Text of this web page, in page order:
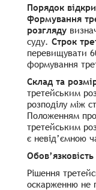
Порядок
формування
розгляду
суду. Строк
перевищувати
формування
Склад та
третейським
розподілу між
Положенням
третейським
є невід’ємною
Рішення
оскарженню не